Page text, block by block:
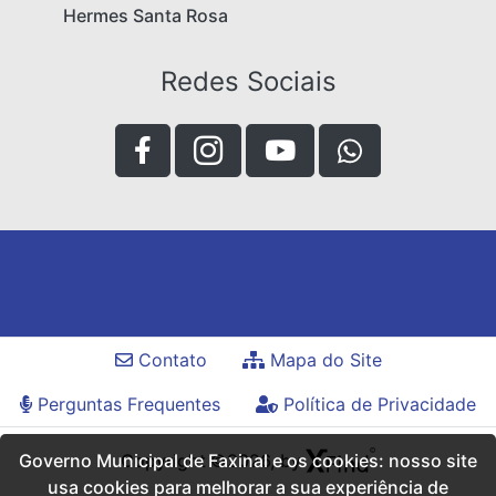
Hermes Santa Rosa
Redes Sociais
Contato
Mapa do Site
Perguntas Frequentes
Política de Privacidade
Copyright ©2026, by
Governo Municipal de Faxinal e os cookies: nosso site
usa cookies para melhorar a sua experiência de